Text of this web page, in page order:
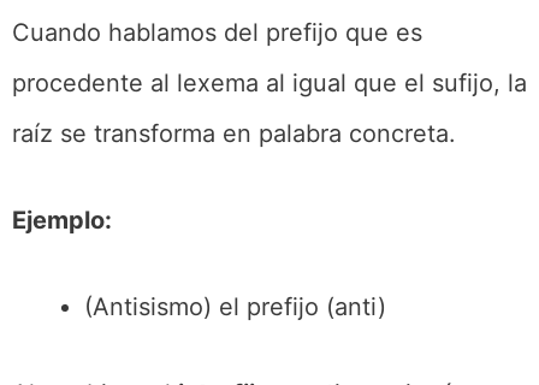
Cuando hablamos del prefijo que es
procedente al lexema al igual que el sufijo, la
raíz se transforma en palabra concreta.
Ejemplo:
(Antisismo) el prefijo (anti)